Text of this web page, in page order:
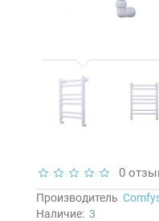
0
Производитель
Наличие: 3